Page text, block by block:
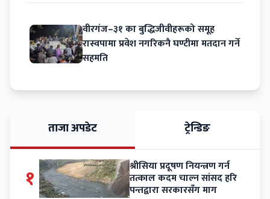
वीरगंज–३१ का बुद्धिजीवीहरूको समूह
रास्वपामा प्रवेश नगरिकनै घण्टीमा मतदान गर्ने
सहमति
ताजा अपडेट ट्रेन्डिङ
१ श्रीसिया प्रदूषण नियन्त्रण गर्न
तत्काल कदम चाल्न सांसद हरि
पन्तद्वारा सरकारसँग माग